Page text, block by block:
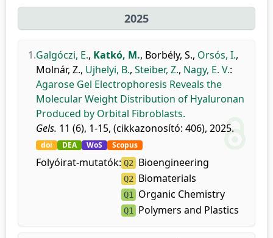
2025
1.Galgóczi, E., Katkó, M., Borbély, S., Orsós, I.,
Molnár, Z., Ujhelyi, B., Steiber, Z., Nagy, E. V.:
Agarose Gel Electrophoresis Reveals the
Molecular Weight Distribution of Hyaluronan
Produced by Orbital Fibroblasts.
Gels. 11 (6), 1-15, (cikkazonosító: 406), 2025.
doi DEA WoS Scopus
Folyóirat-mutatók: Q2 Bioengineering
Q2 Biomaterials
Q1 Organic Chemistry
Q1 Polymers and Plastics